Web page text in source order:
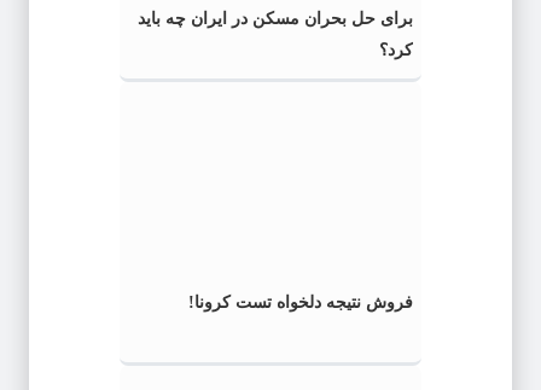
برای حل بحران مسکن در ایران چه باید
کرد؟
فروش نتیجه دلخواه تست کرونا!